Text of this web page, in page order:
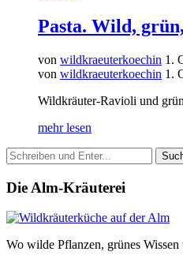
Pasta. Wild,
von wildkraeuterkoechin 1.
von wildkraeuterkoechin 1.
Wildkräuter-Ravioli und
mehr lesen
Die Alm-Kräuterei
Wo wilde Pflanzen, grünes